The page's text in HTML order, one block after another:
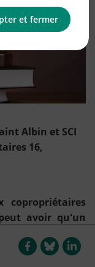
Albin et SCI
16,
copropriétaires
avoir qu'un
qui le sont
et fermer